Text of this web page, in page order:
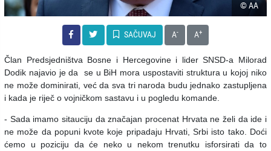
© AA
SAČUVAJ A- A+
Član Predsjedništva Bosne i Hercegovine i lider SNSD-a Milorad
Dodik najavio je da se u BiH mora uspostaviti struktura u kojoj niko
ne može dominirati, već da sva tri naroda budu jednako zastupljena
i kada je riječ o vojničkom sastavu i u pogledu komande.
- Sada imamo sitauciju da značajan procenat Hrvata ne želi da ide i
ne može da popuni kvote koje pripadaju Hrvati, Srbi isto tako. Doći
ćemo u poziciju da će neko u nekom trenutku isforsirati da to